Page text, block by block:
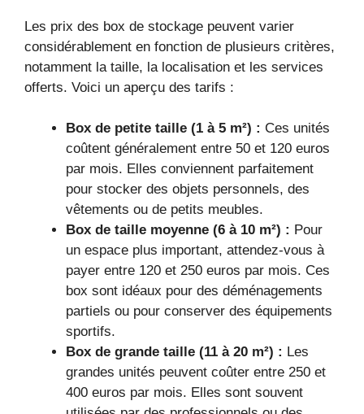
Les prix des box de stockage peuvent varier
considérablement en fonction de plusieurs critères,
notamment la taille, la localisation et les services
offerts. Voici un aperçu des tarifs :
Box de petite taille (1 à 5 m²) : Ces unités
coûtent généralement entre 50 et 120 euros
par mois. Elles conviennent parfaitement
pour stocker des objets personnels, des
vêtements ou de petits meubles.
Box de taille moyenne (6 à 10 m²) : Pour
un espace plus important, attendez-vous à
payer entre 120 et 250 euros par mois. Ces
box sont idéaux pour des déménagements
partiels ou pour conserver des équipements
sportifs.
Box de grande taille (11 à 20 m²) : Les
grandes unités peuvent coûter entre 250 et
400 euros par mois. Elles sont souvent